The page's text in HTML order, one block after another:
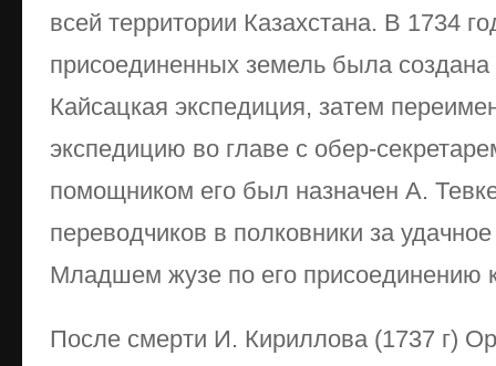
всей территории Казахстана. В 1734
присоединенных земель была создана
Кайсацкая экспедиция, затем
экспедицию во главе с обер-
помощником его был назначен А.
переводчиков в полковники за
Младшем жузе по его присоединению
После смерти И. Кириллова (1737 г)